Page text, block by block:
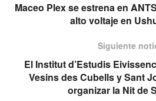
Maceo Plex se estrena en
alto voltaje en
Siguiente
El Institut d’Estudis
Vesins des Cubells y Sant
organizar la Nit de